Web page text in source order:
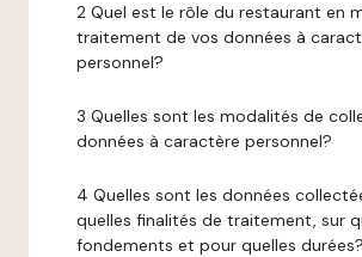
2 Quel est le rôle du restaurant en
traitement de vos données à
personnel?
3 Quelles sont les modalités de
données à caractère personnel?
4 Quelles sont les données
quelles finalités de traitement, sur
fondements et pour quelles durées?